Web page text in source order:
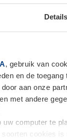
Details
, gebruik van
en de
aan onze
met andere
computer te
cookies